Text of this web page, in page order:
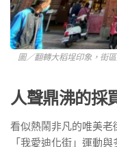
圖／翻轉大稻埕印象，街
人聲鼎沸的採
看似熱鬧非凡的唯美
「我愛迪化街」運動